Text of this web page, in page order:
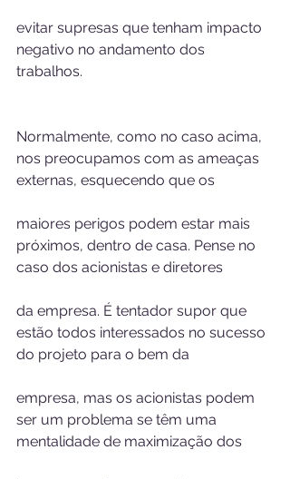
evitar supresas que tenham impacto
negativo no andamento dos
trabalhos.
Normalmente, como no caso acima,
nos preocupamos com as ameaças
externas, esquecendo que os
maiores perigos podem estar mais
próximos, dentro de casa. Pense no
caso dos acionistas e diretores
da empresa. É tentador supor que
estão todos interessados no sucesso
do projeto para o bem da
empresa, mas os acionistas podem
ser um problema se têm uma
mentalidade de maximização dos